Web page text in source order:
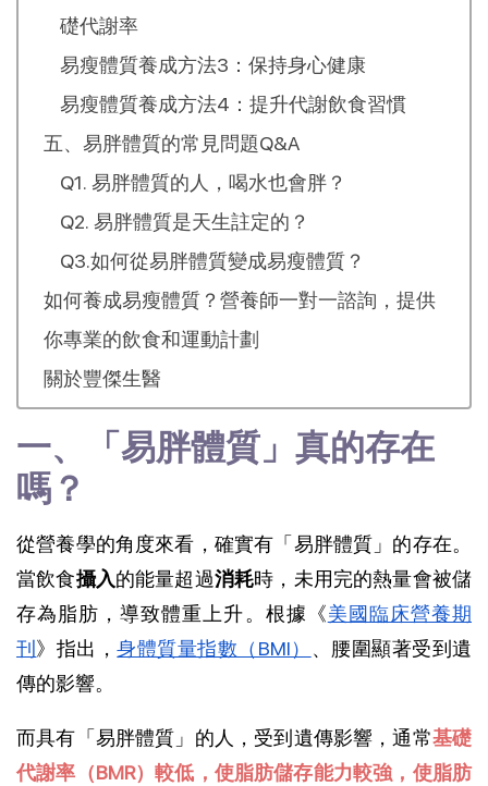
礎代謝率
易瘦體質養成方法3：保持身心健康
易瘦體質養成方法4：提升代謝飲食習慣
五、易胖體質的常見問題Q&A
Q1. 易胖體質的人，喝水也會胖？
Q2. 易胖體質是天生註定的？
Q3.如何從易胖體質變成易瘦體質？
如何養成易瘦體質？營養師一對一諮詢，提供
你專業的飲食和運動計劃
關於豐傑生醫
一、「易胖體質」真的存在
嗎？
從營養學的角度來看，確實有「易胖體質」的存在。
當飲食攝入的能量超過消耗時，未用完的熱量會被儲
存為脂肪，導致體重上升。根據《美國臨床營養期
刊 》指出，身體質量指數（BMI）
、腰圍顯著受到遺
傳的影響。
而具有「易胖體質」的人，受到遺傳影響，通常基礎
代謝率（BMR）較低，使脂肪儲存能力較強，使脂肪